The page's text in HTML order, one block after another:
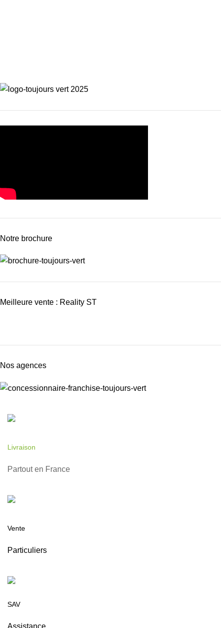
Notre brochure
Meilleure vente : Reality ST
Nos agences
Livraison
Partout en France
Vente
Particuliers
SAV
Assistance